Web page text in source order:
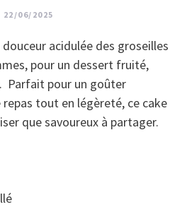
22/06/2025
acidulée des groseilles
pour un dessert fruité,
Parfait pour un goûter
tout en légèreté, ce cake
que savoureux à partager.